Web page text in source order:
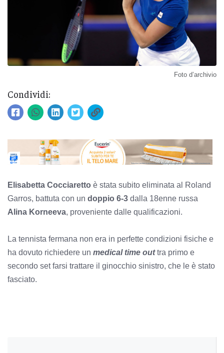
Foto d’archivio
Condividi:
Elisabetta Cocciaretto è stata subito eliminata al Roland
Garros, battuta con un doppio 6-3 dalla 18enne russa
Alina Korneeva, proveniente dalle qualificazioni.
La tennista fermana non era in perfette condizioni fisiche e
ha dovuto richiedere un medical time outtra primo e
secondo set farsi trattare il ginocchio sinistro, che le è stato
fasciato.